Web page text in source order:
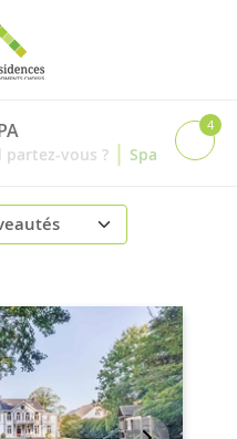
partez-vous ? | Spa
4